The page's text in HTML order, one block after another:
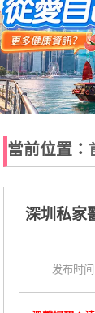
當前位置：
深圳私家
发布时